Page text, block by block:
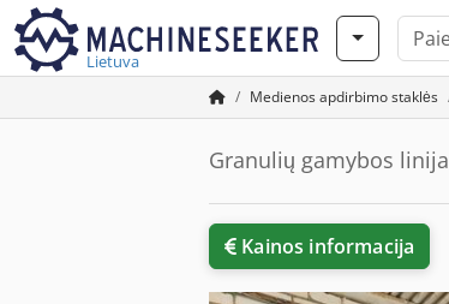
Lietuva
Medienos apdirbimo staklės
Granulių gamybos linija
Kainos informacija